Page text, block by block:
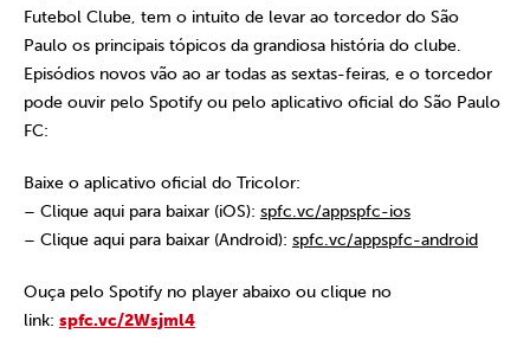
Futebol Clube, tem o intuito de levar ao torcedor do São
Paulo os principais tópicos da grandiosa história do clube.
Episódios novos vão ao ar todas as sextas-feiras, e o torcedor
pode ouvir pelo Spotify ou pelo aplicativo oficial do São Paulo
FC:
Baixe o aplicativo oficial do Tricolor:
– Clique aqui para baixar (iOS): spfc.vc/appspfc-ios
– Clique aqui para baixar (Android): spfc.vc/appspfc-android
Ouça pelo Spotify no player abaixo ou clique no
link: spfc.vc/2Wsjml4